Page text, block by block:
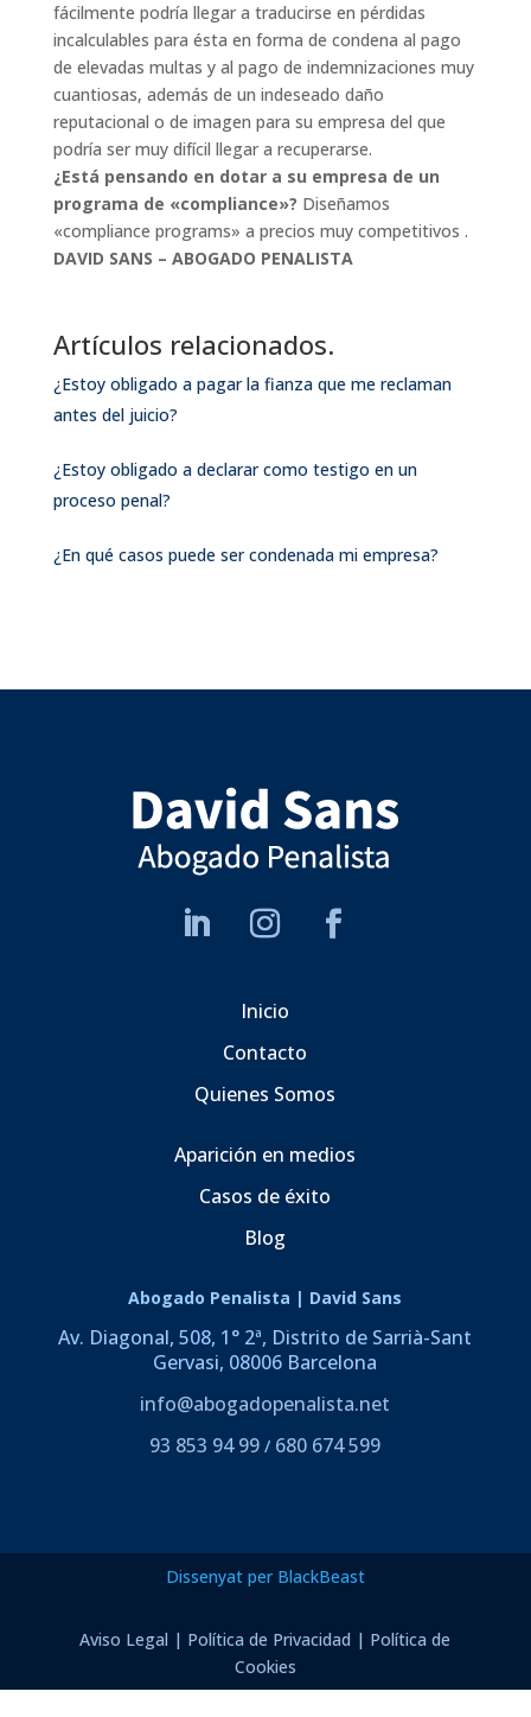
fácilmente podría llegar a traducirse en pérdidas
incalculables para ésta en forma de condena al pago
de elevadas multas y al pago de indemnizaciones muy
cuantiosas, además de un indeseado daño
reputacional o de imagen para su empresa del que
podría ser muy difícil llegar a recuperarse.
¿Está pensando en dotar a su empresa de un
programa de «compliance»? Diseñamos
«compliance programs» a precios muy competitivos .
DAVID SANS – ABOGADO PENALISTA
Artículos relacionados.
¿Estoy obligado a pagar la fianza que me reclaman
antes del juicio?
¿Estoy obligado a declarar como testigo en un
proceso penal?
¿En qué casos puede ser condenada mi empresa?
Inicio
Contacto
Quienes Somos
Aparición en medios
Casos de éxito
Blog
Abogado Penalista | David Sans
Av. Diagonal, 508, 1° 2ª, Distrito de Sarrià-Sant
Gervasi, 08006 Barcelona
info@abogadopenalista.net
93 853 94 99 / 680 674 599
Dissenyat per BlackBeast
Aviso Legal | Política de Privacidad | Política de
Cookies